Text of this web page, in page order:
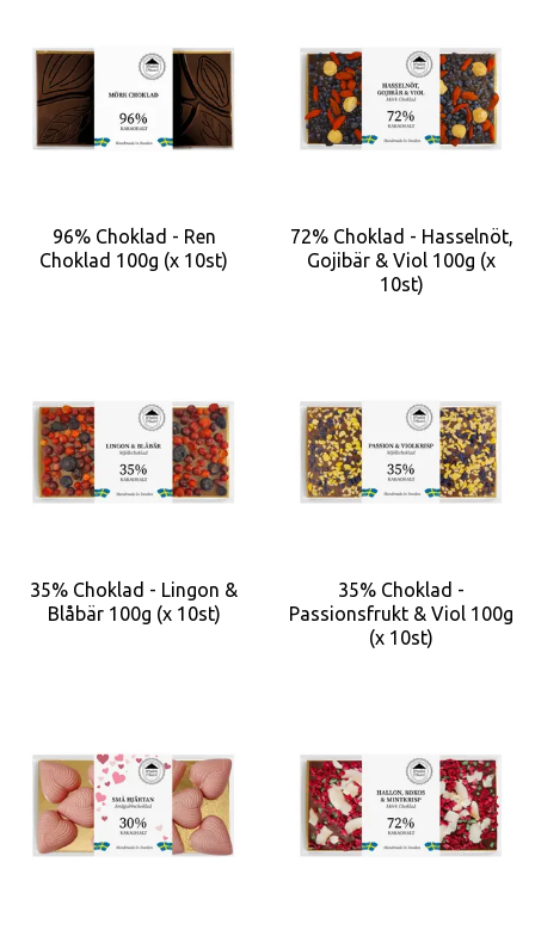
96% Choklad - Ren
Choklad 100g (x 10st)
72% Choklad - Hasselnöt,
Gojibär & Viol 100g (x
10st)
35% Choklad - Lingon &
Blåbär 100g (x 10st)
35% Choklad -
Passionsfrukt & Viol 100g
(x 10st)